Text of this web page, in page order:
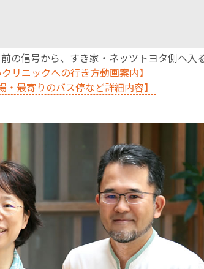
の信号から、すき家・ネッツトヨタ側へ入
クリニックへの行き方動画案内】
・最寄りのバス停など詳細内容】